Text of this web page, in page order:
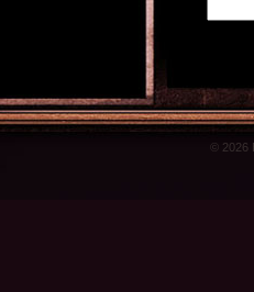
© 2026